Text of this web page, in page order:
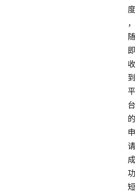
度
，
随
即
收
到
平
台
的
申
请
成
功
短